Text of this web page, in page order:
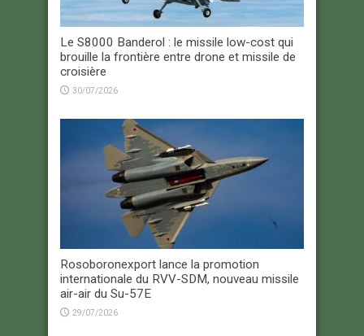
Le S8000 Banderol : le missile low-cost qui
brouille la frontière entre drone et missile de
croisière
30/07/2026
Rosoboronexport lance la promotion
internationale du RVV-SDM, nouveau missile
air-air du Su-57E
29/07/2026